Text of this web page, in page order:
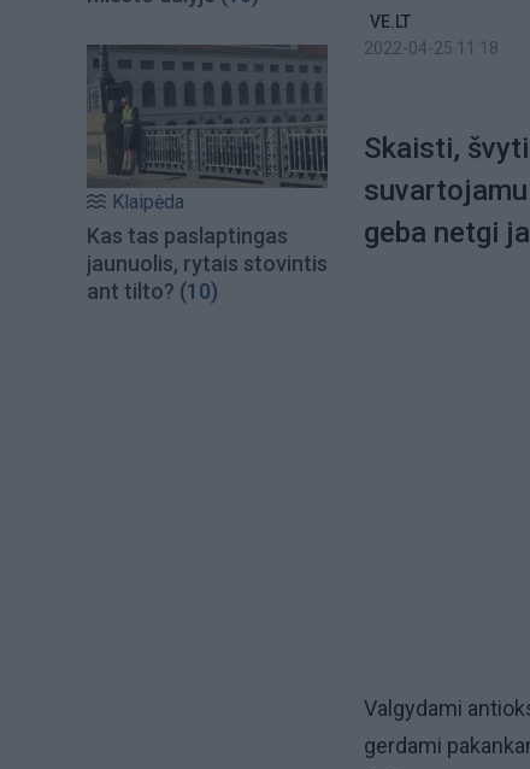
Klaipėda
Kas tas paslaptingas
jaunuolis, rytais stovintis
ant tilto? (10)
VE.LT
2022-04-25 11:18
Skaisti,
geba netgi
Valgydami
gerdami